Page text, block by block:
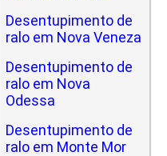
Desentupimento de
ralo em Nova Veneza
Desentupimento de
ralo em Nova
Odessa
Desentupimento de
ralo em Monte Mor